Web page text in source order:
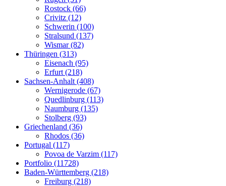
Rostock (66)
Crivitz (12)
Schwerin (100)
Stralsund (137)
Wismar (82)
Thüringen (313)
Eisenach (95)
Erfurt (218)
Sachsen-Anhalt (408)
Wernigerode (67)
Quedlinburg (113)
Naumburg (135)
Stolberg (93)
Griechenland (36)
Rhodos (36)
Portugal (117)
Povoa de Varzim (117)
Portfolio (11728)
Baden-Württemberg (218)
Freiburg (218)